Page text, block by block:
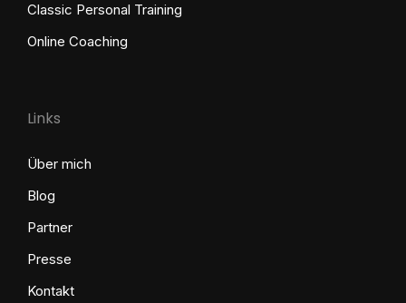
Classic Personal Training
Online Coaching
Links
Über mich
Blog
Partner
Presse
Kontakt